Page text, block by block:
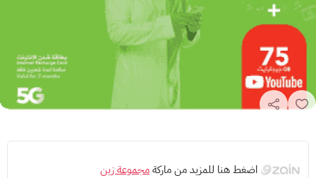
اضغط هنا للمزيد من ماركةمجموعة زين